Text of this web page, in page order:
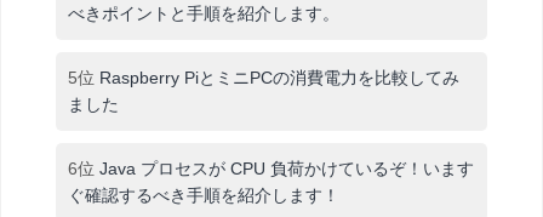
べきポイントと手順を紹介します。
5位 Raspberry PiとミニPCの消費電力を比較してみ
ました
6位 Java プロセスが CPU 負荷かけているぞ！います
ぐ確認するべき手順を紹介します！